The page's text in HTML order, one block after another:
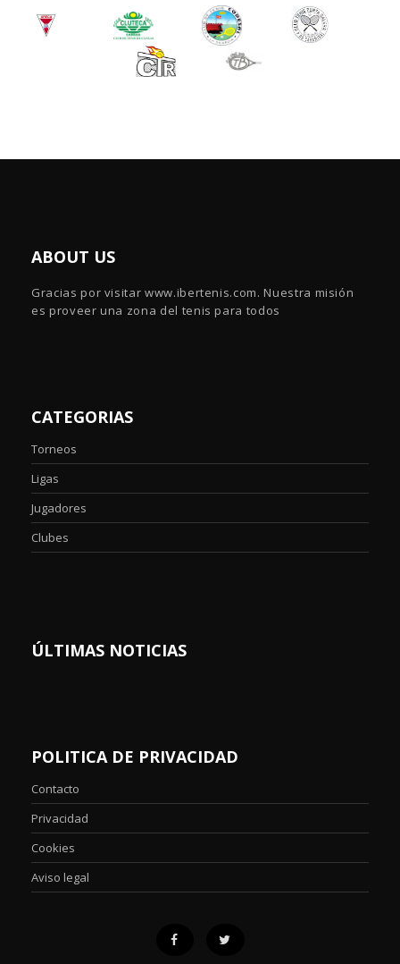
ABOUT US
Gracias por visitar www.ibertenis.com. Nuestra misión
es proveer una zona del tenis para todos
CATEGORIAS
Torneos
Ligas
Jugadores
Clubes
ÚLTIMAS NOTICIAS
POLITICA DE PRIVACIDAD
Contacto
Privacidad
Cookies
Aviso legal